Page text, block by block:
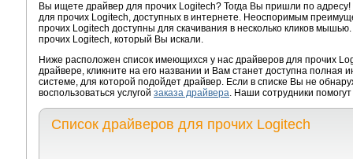
Вы ищете драйвер для прочих Logitech? Тогда Вы пришли по
для прочих Logitech, доступных в интернете. Неоспоримым
прочих Logitech доступны для скачивания в несколько кликов
прочих Logitech, который Вы искали.
Ниже расположен список имеющихся у нас драйверов для прочих
драйвере, кликните на его названии и Вам станет доступна
системе, для которой подойдет драйвер. Если в списке Вы не
воспользоваться услугой заказа драйвера. Наши сотрудники
Список драйверов для прочих Logitech